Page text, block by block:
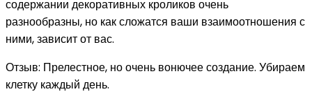
содержании декоративных кроликов очень
разнообразны, но как сложатся ваши взаимоотношения с
ними, зависит от вас.
Отзыв: Прелестное, но очень вонючее создание. Убираем
клетку каждый день.